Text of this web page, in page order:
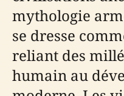
mythologie
se dresse
reliant des
humain au